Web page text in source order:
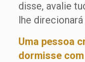
disse, avalie
lhe
Uma pessoa
dormisse